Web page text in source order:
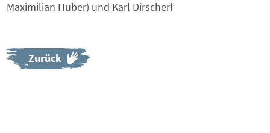
Maximilian Huber) und Karl Dirscherl
Zurück